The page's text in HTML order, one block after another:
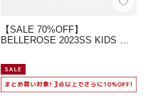
【SALE 70%OFF】
BELLEROSE 2023SS KIDS …